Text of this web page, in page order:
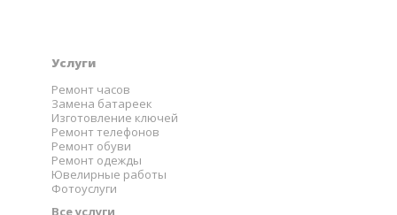
Услуги
Ремонт часов
Замена батареек
Изготовление ключей
Ремонт телефонов
Ремонт обуви
Ремонт одежды
Ювелирные работы
Фотоуслуги
Все услуги